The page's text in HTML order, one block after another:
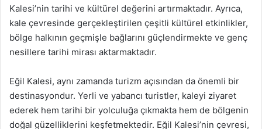
Kalesi’nin tarihi ve kültürel değerini artırmaktadır. Ayrıca,
kale çevresinde gerçekleştirilen çeşitli kültürel etkinlikler,
bölge halkının geçmişle bağlarını güçlendirmekte ve genç
nesillere tarihi mirası aktarmaktadır.
Eğil Kalesi, aynı zamanda turizm açısından da önemli bir
destinasyondur. Yerli ve yabancı turistler, kaleyi ziyaret
ederek hem tarihi bir yolculuğa çıkmakta hem de bölgenin
doğal güzelliklerini keşfetmektedir. Eğil Kalesi’nin çevresi,